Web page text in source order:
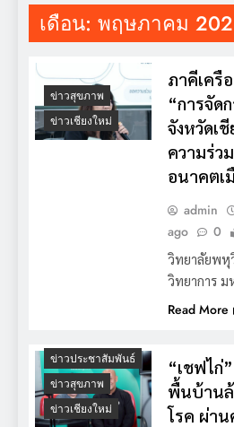
ตื่นรู้’ ชู 3 ไม่ 3 ร่วม ป้องกันผลิตภั
ผิดกฎหมาย”
“เสริมพลังนิเวศการเรียนรู้ : โรงเรี
เพื่อชีวิต” ยกระดับการเรียนรู้ตา
ของเศรษฐกิจพอเพียง
เดือน: พฤษภาคม
ข่าวสุขภาพ
ข่าวเชียงใหม่
ภาคีเครื
“การจัด
จังหวัดเ
ความร่ว
อนาคตเ
admin
ago
0
วิทยาลัยพหุ
วิทยาการ ม
Read More
ข่าวประชาสัมพันธ์
ข่าวสุขภาพ
ข่าวเชียงใหม่
“เชฟไก่
พื้นบ้าน
โรค ผ่าน